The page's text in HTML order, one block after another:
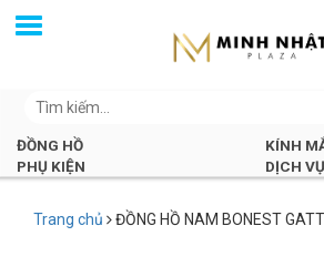
ĐỒNG HỒ
KÍNH
PHỤ KIỆN
DỊCH
Trang chủ ĐỒNG HỒ NAM BONEST